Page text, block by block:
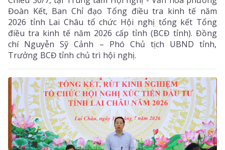
Đoàn Kết, Ban Chỉ đạo Tổng điều tra kinh tế năm
2026 tỉnh Lai Châu tổ chức Hội nghị tổng kết Tổng
điều tra kinh tế năm 2026 cấp tỉnh (BCĐ tỉnh). Đồng
chí Nguyễn Sỹ Cảnh – Phó Chủ tịch UBND tỉnh,
Trưởng BCĐ tỉnh chủ trì hội nghị.